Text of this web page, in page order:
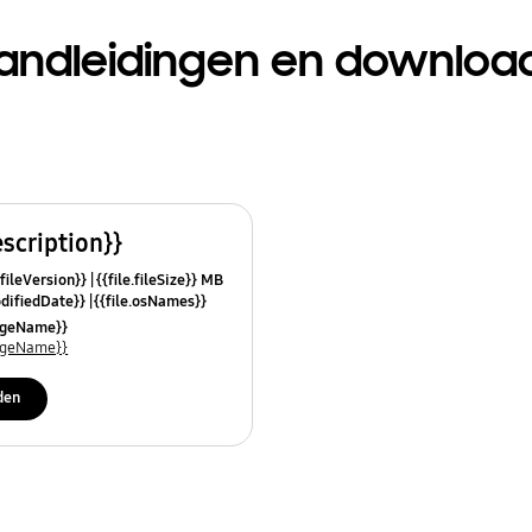
en
{{file.fileSize}} MB
{{file.osNames}}